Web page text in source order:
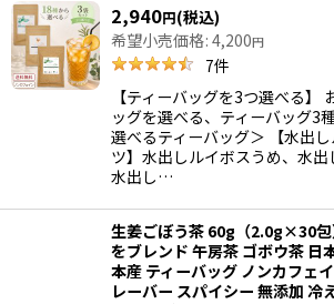
2,940円(税込)
希望小売価格: 4,200円
7件
【ティーバッグを3つ選べる】
ッグを選べる、ティーバッグ3
選べるティーバッグ＞ 【水出
ツ】水出しルイボスうめ、水出
水出し…
生姜ごぼう茶 60g（2.0g×30
をブレンド 午房茶 ゴボウ茶 日
本産 ティーバッグ ノンカフェ
レーバー スパイシー 無添加 冷